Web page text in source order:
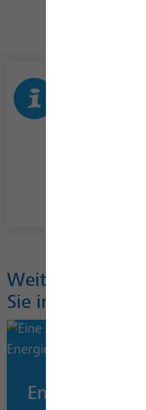
Weitere
Sie in unserer